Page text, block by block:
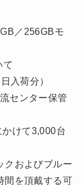
／256GBモ
て
入荷分）
センター保管
けて3,000台
クおよびブルー
間を頂戴する可